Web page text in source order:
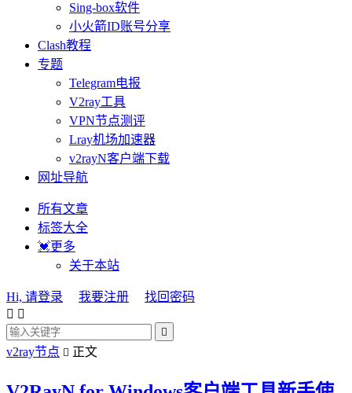
Sing-box软件
小火箭ID账号分享
Clash教程
专题
Telegram电报
V2ray工具
VPN节点测评
Lray机场加速器
v2rayN客户端下载
网址导航
所有文章
标签大全
💓更多
关于本站
Hi, 请登录 我要注册
找回密码
 

v2ray节点  正文